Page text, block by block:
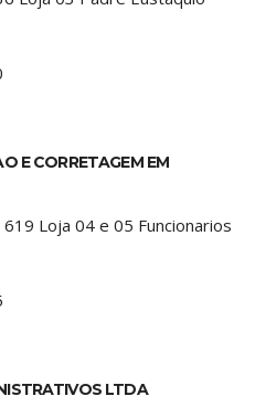
E CORRETAGEM EM
Loja 04 e 05 Funcionarios
LTDA